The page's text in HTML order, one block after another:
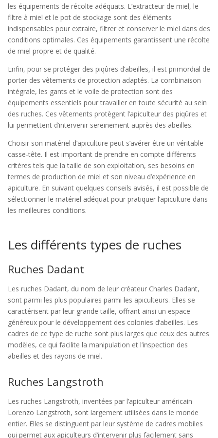
les équipements de récolte adéquats. L’extracteur de miel, le
filtre à miel et le pot de stockage sont des éléments
indispensables pour extraire, filtrer et conserver le miel dans des
conditions optimales. Ces équipements garantissent une récolte
de miel propre et de qualité.
Enfin, pour se protéger des piqûres d’abeilles, il est primordial de
porter des vêtements de protection adaptés. La combinaison
intégrale, les gants et le voile de protection sont des
équipements essentiels pour travailler en toute sécurité au sein
des ruches. Ces vêtements protègent l’apiculteur des piqûres et
lui permettent d’intervenir sereinement auprès des abeilles.
Choisir son matériel d’apiculture peut s’avérer être un véritable
casse-tête. Il est important de prendre en compte différents
critères tels que la taille de son exploitation, ses besoins en
termes de production de miel et son niveau d’expérience en
apiculture. En suivant quelques conseils avisés, il est possible de
sélectionner le matériel adéquat pour pratiquer l’apiculture dans
les meilleures conditions.
Les différents types de ruches
Ruches Dadant
Les ruches Dadant, du nom de leur créateur Charles Dadant,
sont parmi les plus populaires parmi les apiculteurs. Elles se
caractérisent par leur grande taille, offrant ainsi un espace
généreux pour le développement des colonies d’abeilles. Les
cadres de ce type de ruche sont plus larges que ceux des autres
modèles, ce qui facilite la manipulation et l’inspection des
abeilles et des rayons de miel.
Ruches Langstroth
Les ruches Langstroth, inventées par l’apiculteur américain
Lorenzo Langstroth, sont largement utilisées dans le monde
entier. Elles se distinguent par leur système de cadres mobiles
qui permet aux apiculteurs d’intervenir plus facilement sans